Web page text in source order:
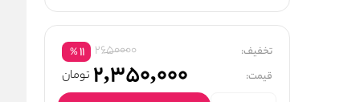
تخفیف: 2650000
11
%
قیمت: 2,350,000 تومان